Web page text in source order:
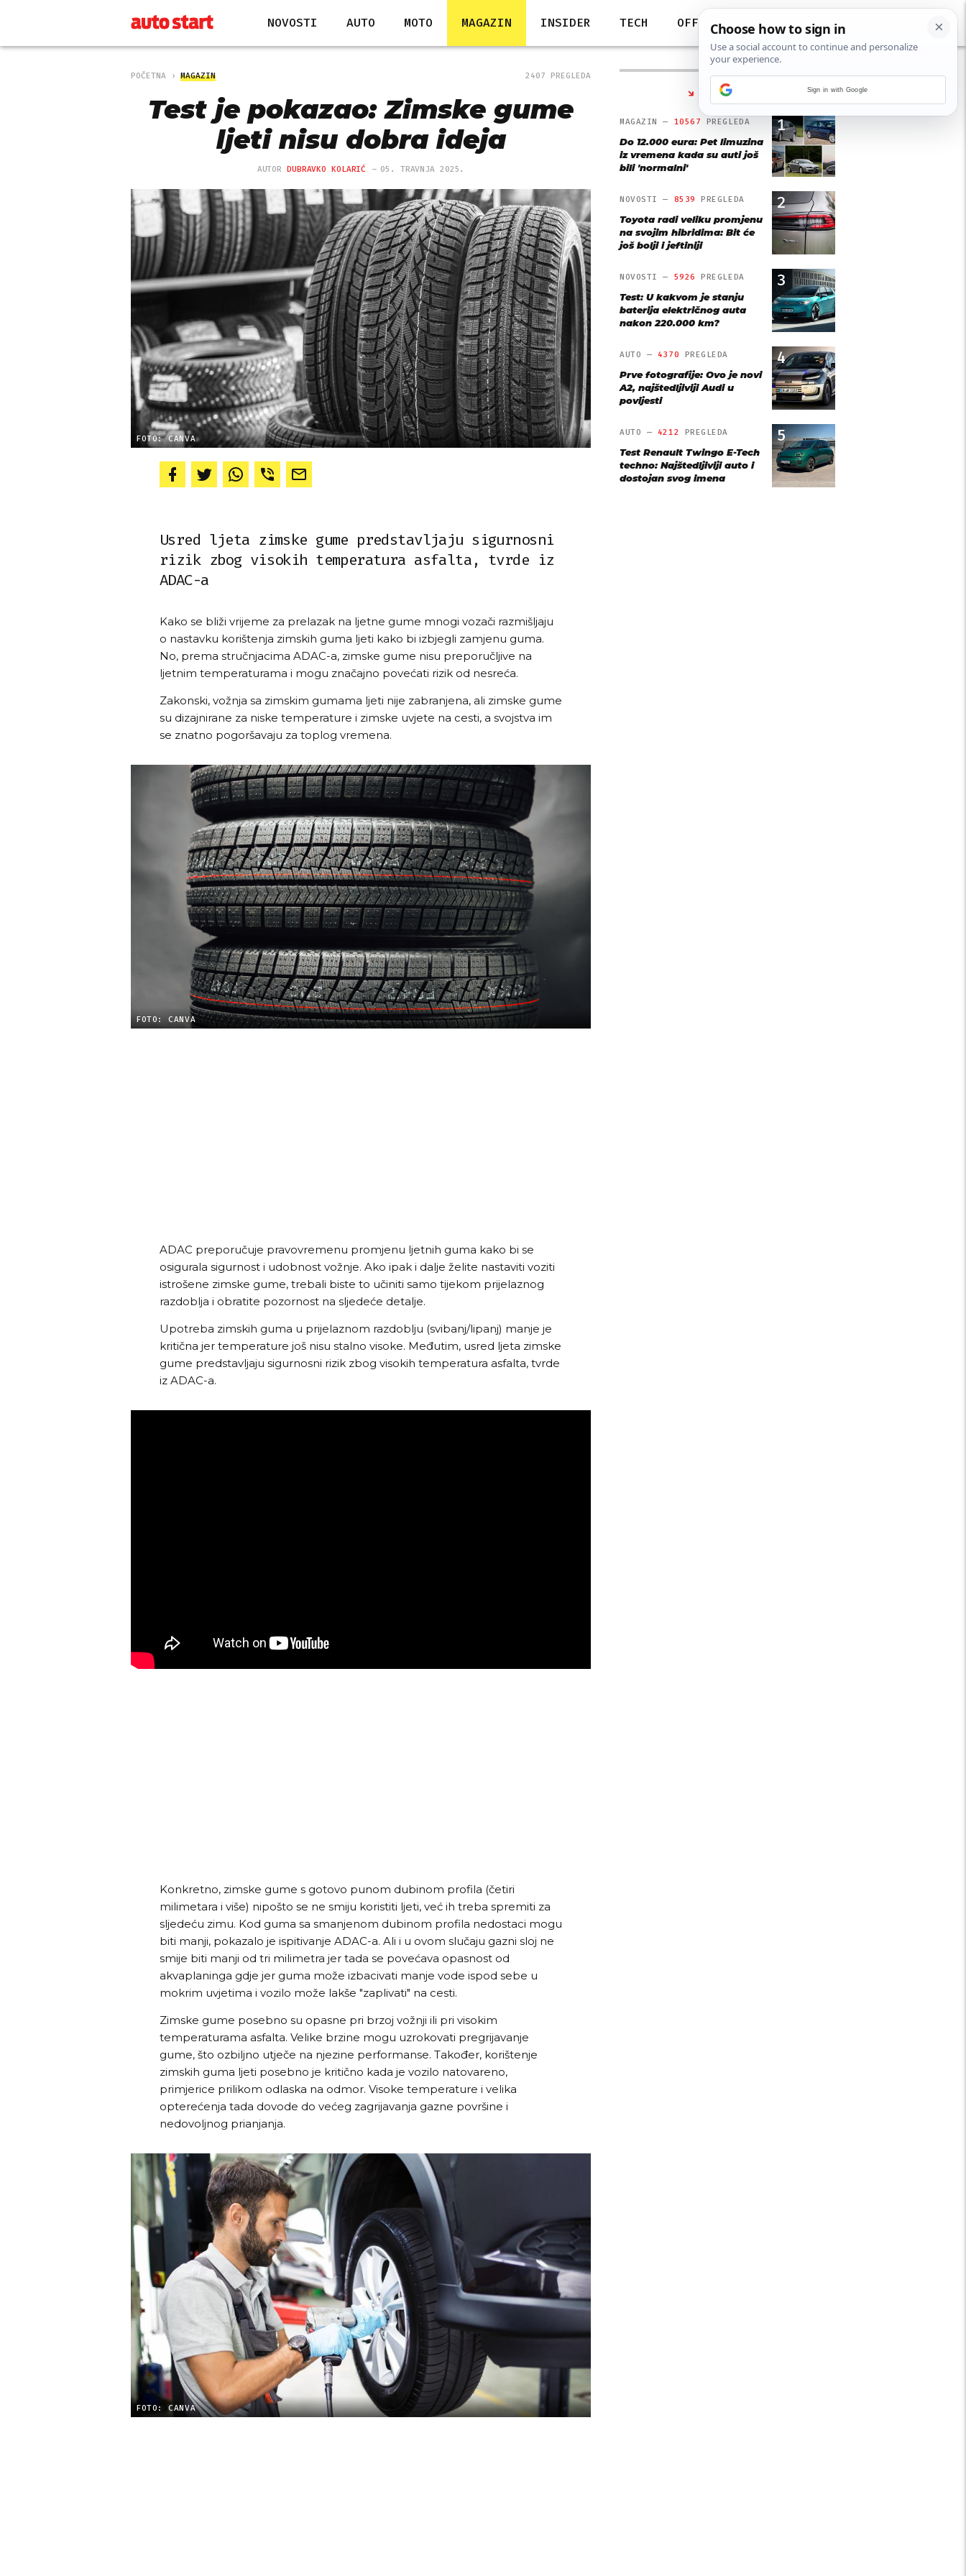
NOVOSTI AUTO MOTO MAGAZIN INSIDER TECH OFF
POČETNA MAGAZIN 2407 PREGLEDA
Test je pokazao: Zimske gume
ljeti nisu dobra ideja
AUTOR DUBRAVKO KOLARIĆ 05. TRAVNJA 2025.
FOTO: CANVA
Usred ljeta zimske gume predstavljaju sigurnosni
rizik zbog visokih temperatura asfalta, tvrde iz
ADAC-a
Kako se bliži vrijeme za prelazak na ljetne gume mnogi vozači razmišljaju
o nastavku korištenja zimskih guma ljeti kako bi izbjegli zamjenu guma.
No, prema stručnjacima ADAC-a, zimske gume nisu preporučljive na
ljetnim temperaturama i mogu značajno povećati rizik od nesreća.
Zakonski, vožnja sa zimskim gumama ljeti nije zabranjena, ali zimske gume
su dizajnirane za niske temperature i zimske uvjete na cesti, a svojstva im
se znatno pogoršavaju za toplog vremena.
FOTO: CANVA
ADAC preporučuje pravovremenu promjenu ljetnih guma kako bi se
osigurala sigurnost i udobnost vožnje. Ako ipak i dalje želite nastaviti voziti
istrošene zimske gume, trebali biste to učiniti samo tijekom prijelaznog
razdoblja i obratite pozornost na sljedeće detalje.
Upotreba zimskih guma u prijelaznom razdoblju (svibanj/lipanj) manje je
kritična jer temperature još nisu stalno visoke. Međutim, usred ljeta zimske
gume predstavljaju sigurnosni rizik zbog visokih temperatura asfalta, tvrde
iz ADAC-a.
Konkretno, zimske gume s gotovo punom dubinom profila (četiri
milimetara i više) nipošto se ne smiju koristiti ljeti, već ih treba spremiti za
sljedeću zimu. Kod guma sa smanjenom dubinom profila nedostaci mogu
biti manji, pokazalo je ispitivanje ADAC-a. Ali i u ovom slučaju gazni sloj ne
smije biti manji od tri milimetra jer tada se povećava opasnost od
akvaplaninga gdje jer guma može izbacivati manje vode ispod sebe u
mokrim uvjetima i vozilo može lakše "zaplivati" na cesti.
Zimske gume posebno su opasne pri brzoj vožnji ili pri visokim
temperaturama asfalta. Velike brzine mogu uzrokovati pregrijavanje
gume, što ozbiljno utječe na njezine performanse. Također, korištenje
zimskih guma ljeti posebno je kritično kada je vozilo natovareno,
primjerice prilikom odlaska na odmor. Visoke temperature i velika
opterećenja tada dovode do većeg zagrijavanja gazne površine i
nedovoljnog prianjanja.
FOTO: CANVA
NAJČITANIJE
1
MAGAZIN — 10567 PREGLEDA
Do 12.000 eura: Pet limuzina
iz vremena kada su auti još
bili 'normalni'
2
NOVOSTI — 8539 PREGLEDA
Toyota radi veliku promjenu
na svojim hibridima: Bit će
još bolji i jeftiniji
3
NOVOSTI — 5926 PREGLEDA
Test: U kakvom je stanju
baterija električnog auta
nakon 220.000 km?
4
AUTO — 4370 PREGLEDA
Prve fotografije: Ovo je novi
A2, najštedljiviji Audi u
povijesti
5
AUTO — 4212 PREGLEDA
Test Renault Twingo E-Tech
techno: Najštedljiviji auto i
dostojan svog imena
Sign in with Google